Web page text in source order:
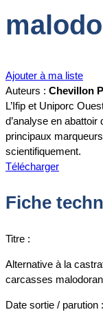
Ajouter à ma liste
Auteurs : Chevillon P
L’Ifip et Uniporc
d’analyse en abattoir
principaux
scientifiquement.
Télécharger
Fiche
Titre :
Alternative à la
carcasses
Date sortie / parution :